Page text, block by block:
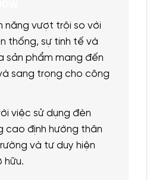
năng vượt trội so với
thống, sự tinh tế và
sản phẩm mang đến
sang trọng cho công
việc sử dụng đèn
cao định hướng thân
và tư duy hiện
hữu.